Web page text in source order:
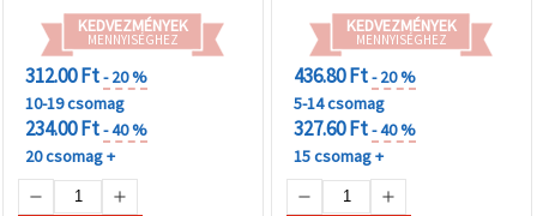
az adott
típusú sütik
kiválasztásával
és a
"Mentés"
gombra
kattintva.
Fogadja
KEDVEZMÉNYEK
MENNYISÉGHEZ
312.00 Ft- 20 %
10-19 csomag
234.00 Ft- 40 %
20 csomag +
KEDVEZMÉNYEK
MENNYISÉGHEZ
436.80 Ft- 20 %
5-14 csomag
327.60 Ft- 40 %
15 csomag +